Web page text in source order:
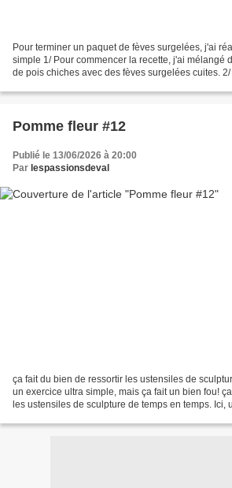
Pour terminer un paquet de fèves surgelées, j'ai
simple 1/ Pour commencer la recette, j'ai mélangé
de pois chiches avec des fèves surgelées cuites.
Pomme fleur #12
Publié le 13/06/2026 à 20:00
Par lespassionsdeval
ça fait du bien de ressortir les ustensiles de
un exercice ultra simple, mais ça fait un bien fou!
les ustensiles de sculpture de temps en temps. Ici,